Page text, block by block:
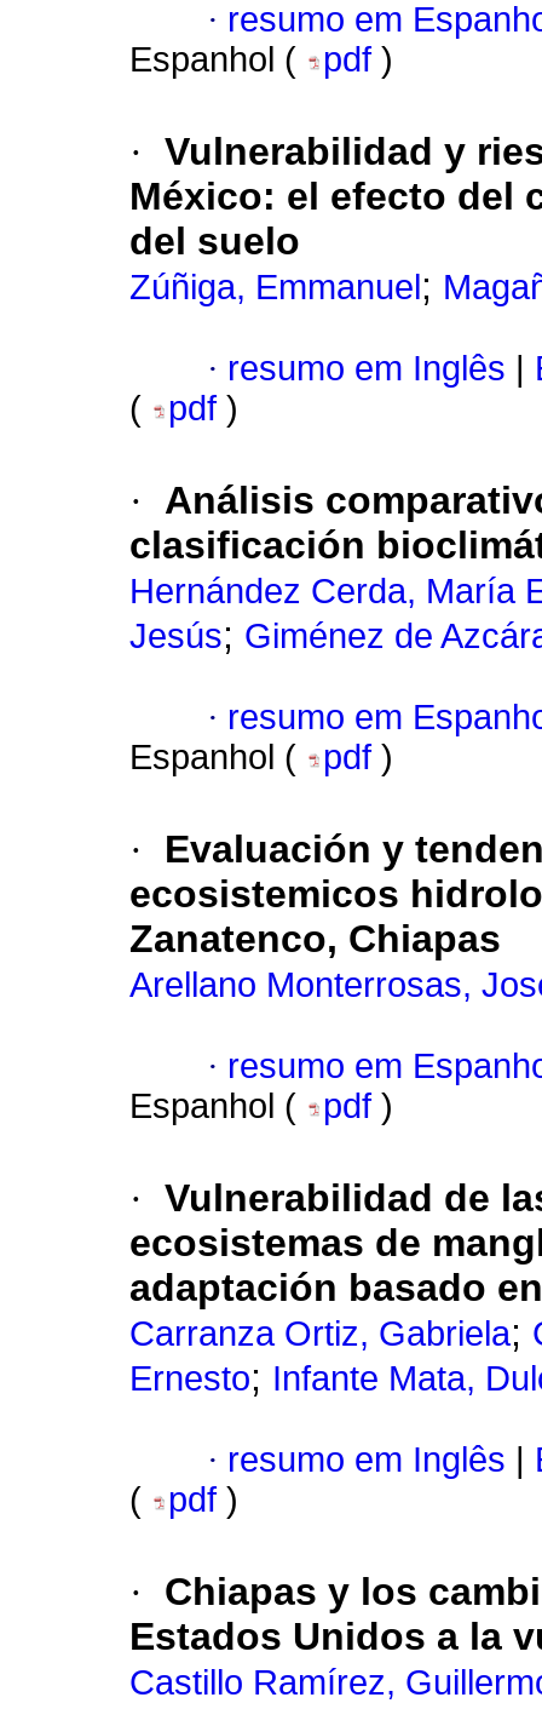
· resumo em
Espanhol (
pdf )
· Vulnerabilidad y
México: el efecto del
del suelo
Zúñiga, Emmanuel ;
· resumo em Inglês
(
pdf )
·
Análisis
clasificación
Hernández Cerda, María
Jesús; Giménez de
· resumo em
Espanhol (
pdf )
·
Evaluación y
ecosistemicos
Zanatenco, Chiapas
Arellano Monterrosas,
· resumo em
Espanhol (
pdf )
· Vulnerabilidad de
ecosistemas de
adaptación basado
Carranza Ortiz, Gabriela;
Ernesto; Infante Mata,
· resumo em Inglês
(
pdf )
·
Chiapas y los
Estados Unidos a la
Castillo Ramírez,